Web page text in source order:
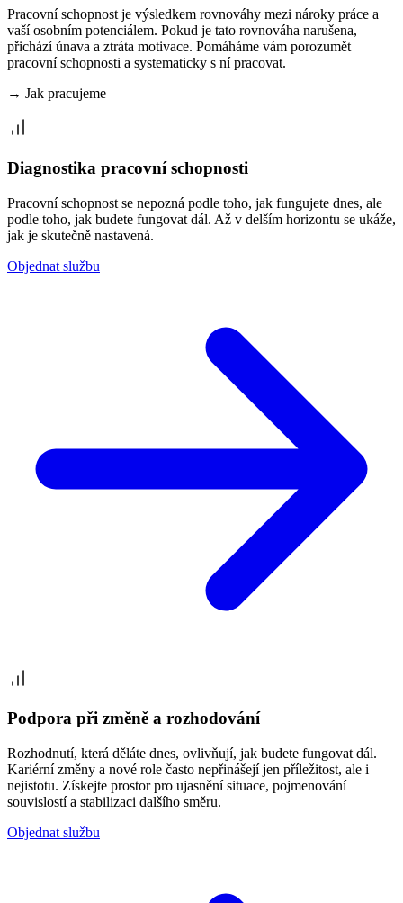
Pracovní schopnost je výsledkem rovnováhy mezi nároky práce a
vaší osobním potenciálem. Pokud je tato rovnováha narušena,
přichází únava a ztráta motivace. Pomáháme vám porozumět
pracovní schopnosti a systematicky s ní pracovat.
→ Jak pracujeme
Diagnostika pracovní schopnosti
Pracovní schopnost se nepozná podle toho, jak fungujete dnes, ale
podle toho, jak budete fungovat dál. Až v delším horizontu se ukáže,
jak je skutečně nastavená.
Objednat službu
Podpora při změně a rozhodování
Rozhodnutí, která děláte dnes, ovlivňují, jak budete fungovat dál.
Kariérní změny a nové role často nepřinášejí jen příležitost, ale i
nejistotu. Získejte prostor pro ujasnění situace, pojmenování
souvislostí a stabilizaci dalšího směru.
Objednat službu